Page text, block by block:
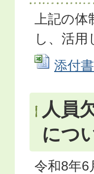
上記の
し、活用
添付
人員
につ
令和8年6